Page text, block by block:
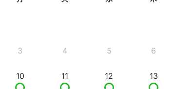
3 4 5 6
10 11 12 13